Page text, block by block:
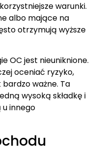
warunki.
albo mające na
otrzymują wyższe
OC jest nieuniknione.
oceniać ryzyko,
ważne. Ta
wysoką składkę i
innego